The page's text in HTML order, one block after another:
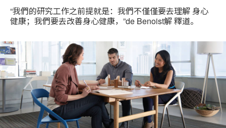
“我們的研究工作之前提就是：我們不僅僅要去理解 身心
健康；我們要去改善身心健康，”de Benoist解 釋道。